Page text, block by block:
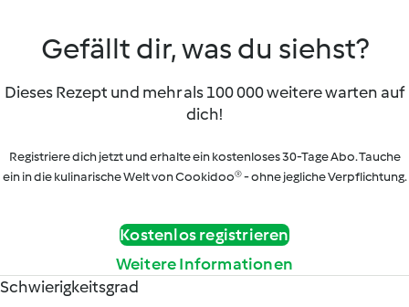
Gefällt dir, was du siehst?
Dieses Rezept und mehr als 100 000 weitere warten auf
dich!
Registriere dich jetzt und erhalte ein kostenloses 30-Tage Abo. Tauche
ein in die kulinarische Welt von Cookidoo® - ohne jegliche Verpflichtung.
Kostenlos registrieren
Weitere Informationen
Schwierigkeitsgrad